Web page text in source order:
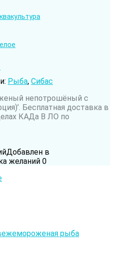
Рыба, Сибас
непотрошёный с
Бесплатная доставка в
КАДа В ЛО по
Добавлен в
желаний 0
рыба